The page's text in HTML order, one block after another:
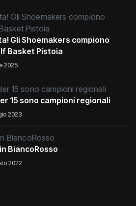
Gli Shoemakers compiono
Basket Pistoia
2025
15 sono campioni regionali
2023
BiancoRosso
2022